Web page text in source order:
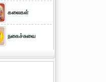
கலைகள்
நகைச்சுவை